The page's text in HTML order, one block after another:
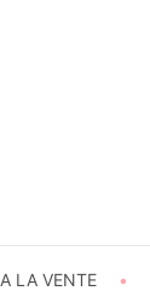
A LA VENTE